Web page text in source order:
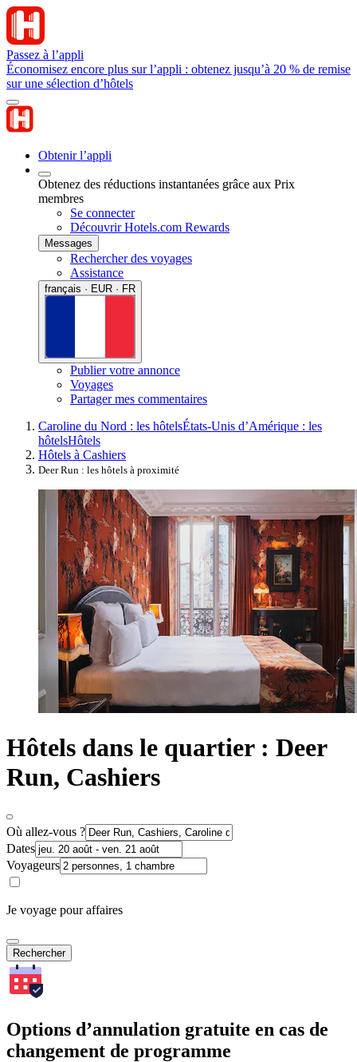
Passez à l’appli
Économisez encore plus sur l’appli : obtenez jusqu’à 20 % de remise
sur une sélection d’hôtels
Obtenir l’appli
Obtenez des réductions instantanées grâce aux Prix
membres
Se connecter
Découvrir Hotels.com Rewards
Messages
Rechercher des voyages
Assistance
français · EUR · FR
Publier votre annonce
Voyages
Partager mes commentaires
Caroline du Nord : les hôtelsÉtats-Unis d’Amérique : les
hôtelsHôtels
Hôtels à Cashiers
Deer Run : les hôtels à proximité
Hôtels dans le quartier : Deer
Run, Cashiers
Où allez-vous ?
Dates
Voyageurs
Je voyage pour affaires
Rechercher
Options d’annulation gratuite en cas de
changement de programme